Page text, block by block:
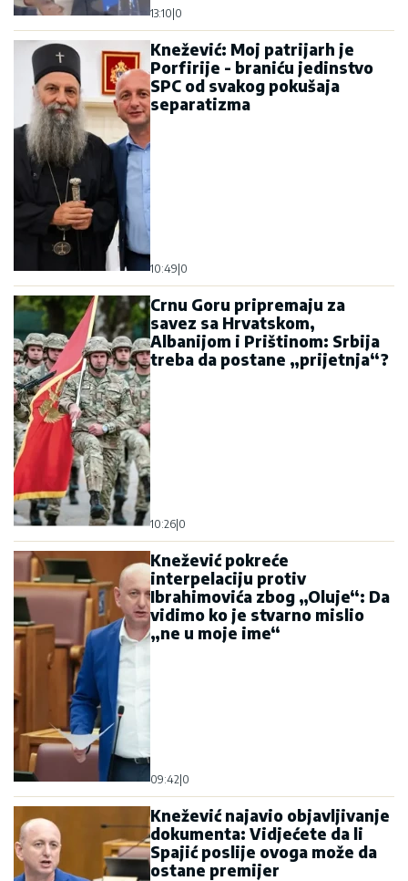
13:10 0
Knežević: Moj patrijarh je
Porfirije - braniću jedinstvo
SPC od svakog pokušaja
separatizma
10:49 0
Crnu Goru pripremaju za
savez sa Hrvatskom,
Albanijom i Prištinom: Srbija
treba da postane „prijetnja“?
10:26 0
Knežević pokreće
interpelaciju protiv
Ibrahimovića zbog „Oluje“: Da
vidimo ko je stvarno mislio
„ne u moje ime“
09:42 0
Knežević najavio objavljivanje
dokumenta: Vidjećete da li
Spajić poslije ovoga može da
ostane premijer